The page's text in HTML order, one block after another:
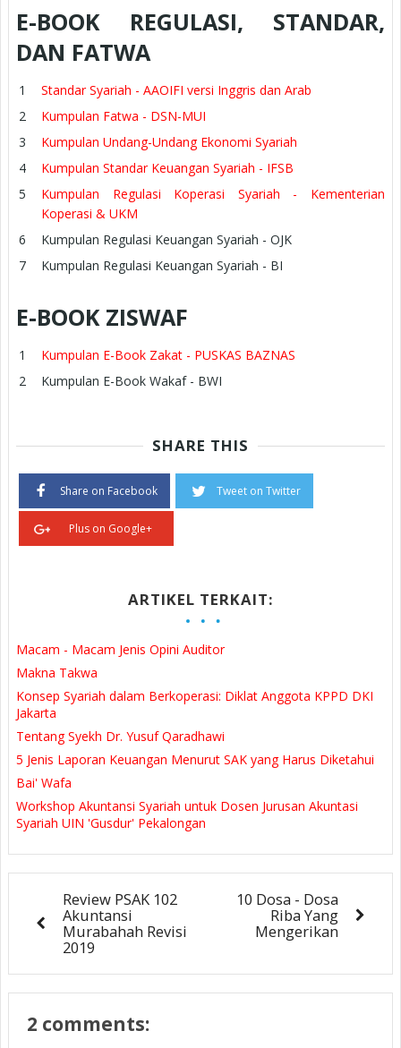
E-BOOK REGULASI, STANDAR,
DAN FATWA
Standar Syariah - AAOIFI versi Inggris dan Arab
Kumpulan Fatwa - DSN-MUI
Kumpulan Undang-Undang Ekonomi Syariah
Kumpulan Standar Keuangan Syariah - IFSB
Kumpulan Regulasi Koperasi Syariah - Kementerian
Koperasi & UKM
Kumpulan Regulasi Keuangan Syariah - OJK
Kumpulan Regulasi Keuangan Syariah - BI
E-BOOK ZISWAF
Kumpulan E-Book Zakat - PUSKAS BAZNAS
Kumpulan E-Book Wakaf - BWI
SHARE THIS
Share on Facebook Tweet on Twitter
Plus on Google+
ARTIKEL TERKAIT:
Macam - Macam Jenis Opini Auditor
Makna Takwa
Konsep Syariah dalam Berkoperasi: Diklat Anggota KPPD DKI
Jakarta
Tentang Syekh Dr. Yusuf Qaradhawi
5 Jenis Laporan Keuangan Menurut SAK yang Harus Diketahui
Bai' Wafa
Workshop Akuntansi Syariah untuk Dosen Jurusan Akuntasi
Syariah UIN 'Gusdur' Pekalongan
Review PSAK 102
Akuntansi
Murabahah Revisi
2019
10 Dosa - Dosa
Riba Yang
Mengerikan
2 comments: